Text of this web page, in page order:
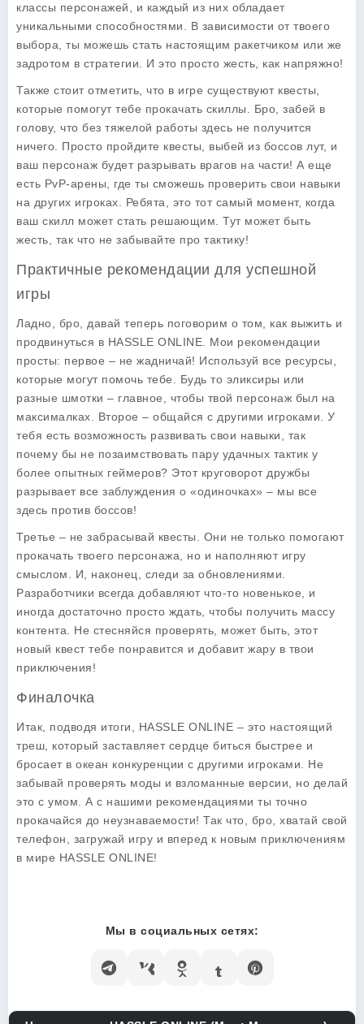
классы персонажей, и каждый из них обладает
уникальными способностями. В зависимости от твоего
выбора, ты можешь стать настоящим ракетчиком или же
задротом в стратегии. И это просто жесть, как напряжно!
Также стоит отметить, что в игре существуют квесты,
которые помогут тебе прокачать скиллы. Бро, забей в
голову, что без тяжелой работы здесь не получится
ничего. Просто пройдите квесты, выбей из боссов лут, и
ваш персонаж будет разрывать врагов на части! А еще
есть PvP-арены, где ты сможешь проверить свои навыки
на других игроках. Ребята, это тот самый момент, когда
ваш скилл может стать решающим. Тут может быть
жесть, так что не забывайте про тактику!
Практичные рекомендации для успешной
игры
Ладно, бро, давай теперь поговорим о том, как выжить и
продвинуться в HASSLE ONLINE. Мои рекомендации
просты: первое – не жадничай! Используй все ресурсы,
которые могут помочь тебе. Будь то эликсиры или
разные шмотки – главное, чтобы твой персонаж был на
максималках. Второе – общайся с другими игроками. У
тебя есть возможность развивать свои навыки, так
почему бы не позаимствовать пару удачных тактик у
более опытных геймеров? Этот круговорот дружбы
разрывает все заблуждения о «одиночках» – мы все
здесь против боссов!
Третье – не забрасывай квесты. Они не только помогают
прокачать твоего персонажа, но и наполняют игру
смыслом. И, наконец, следи за обновлениями.
Разработчики всегда добавляют что-то новенькое, и
иногда достаточно просто ждать, чтобы получить массу
контента. Не стесняйся проверять, может быть, этот
новый квест тебе понравится и добавит жару в твои
приключения!
Финалочка
Итак, подводя итоги, HASSLE ONLINE – это настоящий
треш, который заставляет сердце биться быстрее и
бросает в океан конкуренции с другими игроками. Не
забывай проверять моды и взломанные версии, но делай
это с умом. А с нашими рекомендациями ты точно
прокачайся до неузнаваемости! Так что, бро, хватай свой
телефон, загружай игру и вперед к новым приключениям
в мире HASSLE ONLINE!
Мы в социальных сетях: